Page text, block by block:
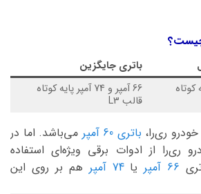
باتری جایگزین
کوتاه 66 آمپر و 74 آمپر پایه کوتاه
قالب L3
ری‌را، باتری 60 آمپر
می‌باشد. اما در
ری‌را از ادوات برقی ویژه‌ای استفاده
66 آمپر یا 74 آمپر
هم بر روی این